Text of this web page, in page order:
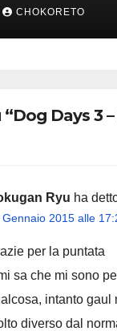
CHOKORETO
Days 3
Ryu ha
Gennaio 2015 alle
per la puntata
sa che mi sono
intanto gaul
diverso dal